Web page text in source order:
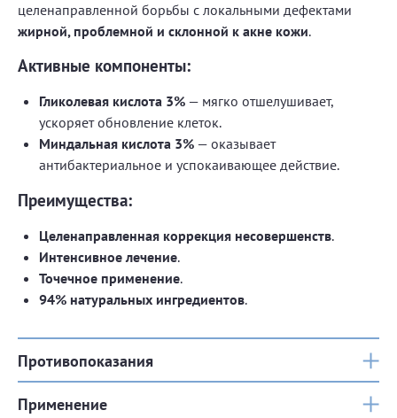
целенаправленной борьбы с локальными дефектами
жирной, проблемной и склонной к акне кожи.
Активные компоненты:
Гликолевая кислота 3% — мягко отшелушивает,
ускоряет обновление клеток.
Миндальная кислота 3% — оказывает
антибактериальное и успокаивающее действие.
Преимущества:
Целенаправленная коррекция несовершенств.
Интенсивное лечение.
Точечное применение.
94% натуральных ингредиентов.
Противопоказания
Применение